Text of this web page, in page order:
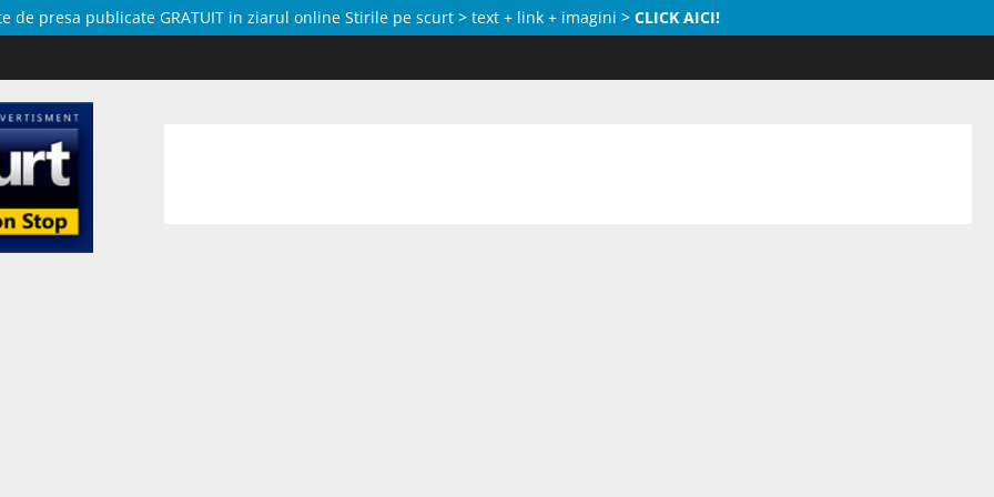
de presa publicate GRATUIT in ziarul online Stirile pe scurt > text + link + imagini > CLICK AICI!